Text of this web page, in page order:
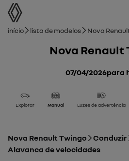
Manual do Utilizador
Caminho de navegação
Início Lista de modelos Nova
Nova Renault
07/04/2026para
Explorar Manual Luzes de advertência
Nova Renault Twingo
Conduzir
Alavanca de velocidades